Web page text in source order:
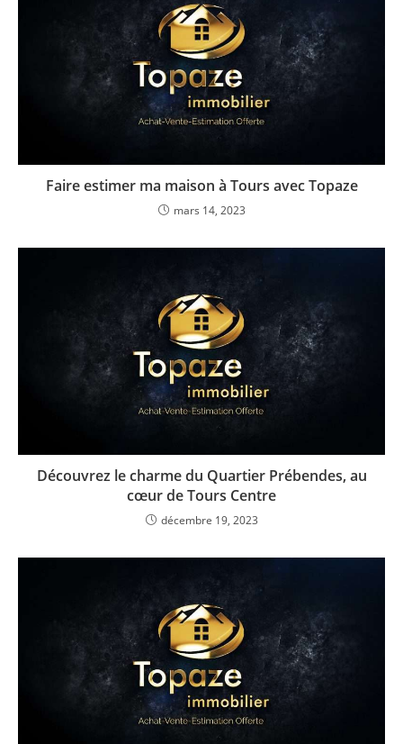
Faire estimer ma maison à Tours avec Topaze
mars 14, 2023
Découvrez le charme du Quartier Prébendes, au
cœur de Tours Centre
décembre 19, 2023